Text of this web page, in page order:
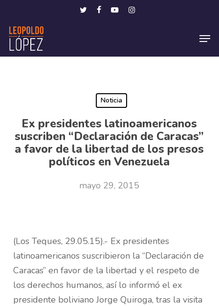
main
content
twitterfacebookyoutubeinstagram
Noticia
Ex presidentes latinoamericanos
suscriben “Declaración de Caracas”
a favor de la libertad de los presos
políticos en Venezuela
mayo 29, 2015
(Los Teques, 29.05.15).- Ex presidentes
latinoamericanos suscribieron la “Declaración de
Caracas” en favor de la libertad y el respeto de
los derechos humanos, así lo informó el ex
presidente boliviano Jorge Quiroga, tras la visita